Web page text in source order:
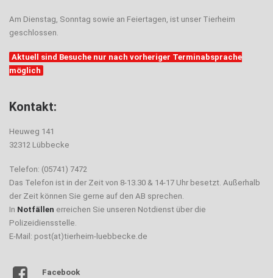
Am Dienstag, Sonntag sowie an Feiertagen, ist unser Tierheim
geschlossen.
Aktuell sind Besuche nur nach vorheriger Terminabsprache
möglich
Kontakt:
Heuweg 141
32312 Lübbecke
Telefon: (05741) 7472
Das Telefon ist in der Zeit von 8-13.30 & 14-17 Uhr besetzt. Außerhalb
der Zeit können Sie gerne auf den AB sprechen.
In Notfällen erreichen Sie unseren Notdienst über die
Polizeidiensstelle.
E-Mail: post(at)tierheim-luebbecke.de
Facebook